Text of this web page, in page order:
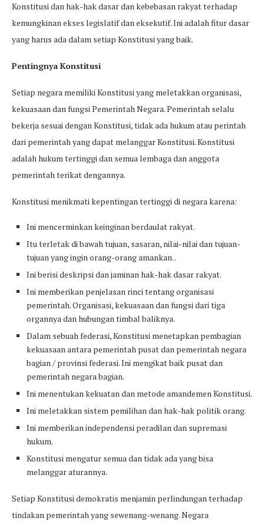
Konstitusi dan hak-hak dasar dan kebebasan rakyat terhadap
kemungkinan ekses legislatif dan eksekutif. Ini adalah fitur dasar
yang harus ada dalam setiap Konstitusi yang baik.
Pentingnya Konstitusi
Setiap negara memiliki Konstitusi yang meletakkan organisasi,
kekuasaan dan fungsi Pemerintah Negara. Pemerintah selalu
bekerja sesuai dengan Konstitusi, tidak ada hukum atau perintah
dari pemerintah yang dapat melanggar Konstitusi. Konstitusi
adalah hukum tertinggi dan semua lembaga dan anggota
pemerintah terikat dengannya.
Konstitusi menikmati kepentingan tertinggi di negara karena:
Ini mencerminkan keinginan berdaulat rakyat.
Itu terletak di bawah tujuan, sasaran, nilai-nilai dan tujuan-
tujuan yang ingin orang-orang amankan. .
Ini berisi deskripsi dan jaminan hak-hak dasar rakyat.
Ini memberikan penjelasan rinci tentang organisasi
pemerintah. Organisasi, kekuasaan dan fungsi dari tiga
organnya dan hubungan timbal baliknya.
Dalam sebuah federasi, Konstitusi menetapkan pembagian
kekuasaan antara pemerintah pusat dan pemerintah negara
bagian / provinsi federasi. Ini mengikat baik pusat dan
pemerintah negara bagian.
Ini menentukan kekuatan dan metode amandemen Konstitusi.
Ini meletakkan sistem pemilihan dan hak-hak politik orang.
Ini memberikan independensi peradilan dan supremasi
hukum.
Konstitusi mengatur semua dan tidak ada yang bisa
melanggar aturannya.
Setiap Konstitusi demokratis menjamin perlindungan terhadap
tindakan pemerintah yang sewenang-wenang. Negara